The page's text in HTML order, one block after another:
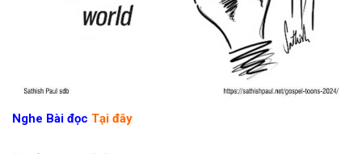
Nghe Bài đọc Tại đây